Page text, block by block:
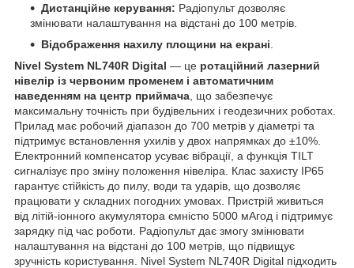
Дистанційне керування: Радіопульт дозволяє
змінювати налаштування на відстані до 100 метрів.
Відображення нахилу площини на екрані
Nivel System NL740R Digital — це ротаційний лазерний
нівелір із червоним променем і автоматичним
наведенням на центр приймача , що забезпечує
максимальну точність при будівельних і геодезичних роботах.
Прилад має робочий діапазон до 700 метрів у діаметрі та
підтримує встановлення ухилів у двох напрямках до ±10%.
Електронний компенсатор усуває вібрації, а функція TILT
сигналізує про зміну положення нівеліра. Клас захисту IP65
гарантує стійкість до пилу, води та ударів, що дозволяє
працювати у складних погодних умовах. Пристрій живиться
від літій-іонного акумулятора ємністю 5000 мАгод і підтримує
зарядку під час роботи. Радіопульт дає змогу змінювати
налаштування на відстані до 100 метрів, що підвищує
зручність користування. Nivel System NL740R Digital підходить